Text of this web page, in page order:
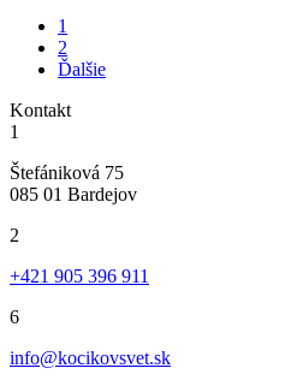
1
2
Ďalšie
Kontakt
1
Štefániková 75
085 01 Bardejov
2
+421 905 396 911
6
info@kocikovsvet.sk